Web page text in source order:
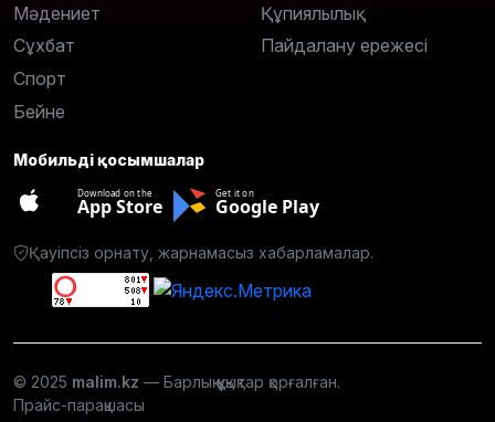
Мәдениет
Сұхбат
Спорт
Бейне
Құпиялылық
Пайдалану ережесі
Мобильді қосымшалар
Download on the
App Store
Get it on
Google Play
Қауіпсіз орнату, жарнамасыз хабарламалар.
© 2025 malim.kz — Барлық құқықтар қорғалған.
Прайс-парақшасы